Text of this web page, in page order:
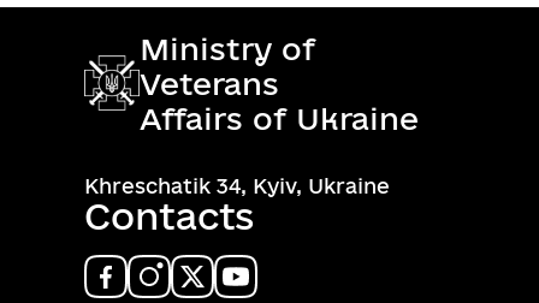
Ministry of
Veterans
Affairs of Ukraine
Khreschatik 34, Kyiv, Ukraine
Contacts